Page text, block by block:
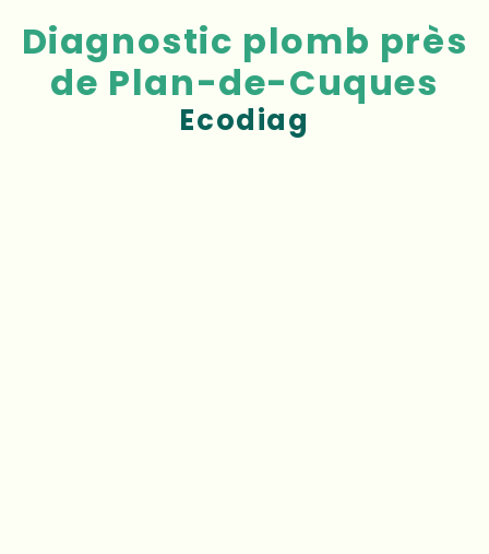
Diagnostic plomb près
de Plan-de-Cuques
Ecodiag